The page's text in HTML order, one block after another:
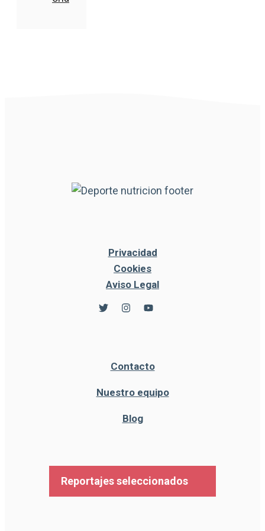
Privacidad
Cookies
Aviso Legal
Contacto
Nuestro equipo
Blog
Reportajes seleccionados